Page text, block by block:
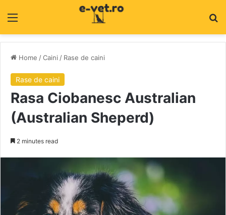
Home /Caini / Rase de caini
Rase de caini
Rasa Ciobanesc Australian
(Australian Sheperd)
2 minutes read